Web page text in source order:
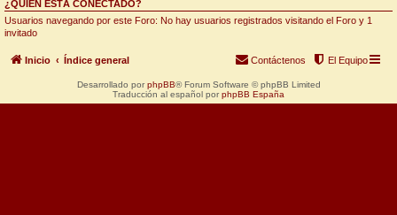
¿QUIÉN ESTÁ CONECTADO?
Usuarios navegando por este Foro: No hay usuarios registrados visitando el Foro y 1
invitado
Inicio Índice general El Equipo
Contáctenos
Desarrollado por phpBB® Forum Software © phpBB Limited
Traducción al español por phpBB España